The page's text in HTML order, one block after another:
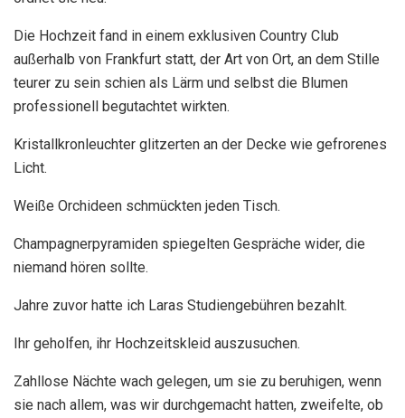
Die Hochzeit fand in einem exklusiven Country Club
außerhalb von Frankfurt statt, der Art von Ort, an dem Stille
teurer zu sein schien als Lärm und selbst die Blumen
professionell begutachtet wirkten.
Kristallkronleuchter glitzerten an der Decke wie gefrorenes
Licht.
Weiße Orchideen schmückten jeden Tisch.
Champagnerpyramiden spiegelten Gespräche wider, die
niemand hören sollte.
Jahre zuvor hatte ich Laras Studiengebühren bezahlt.
Ihr geholfen, ihr Hochzeitskleid auszusuchen.
Zahllose Nächte wach gelegen, um sie zu beruhigen, wenn
sie nach allem, was wir durchgemacht hatten, zweifelte, ob